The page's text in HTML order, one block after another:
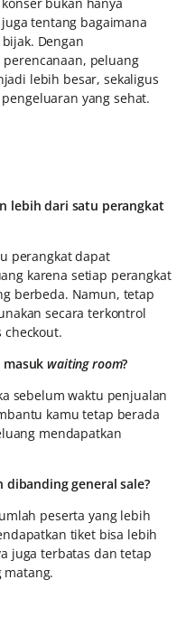
tentang bagaimana
Dengan
peluang
lebih besar, sekaligus
yang sehat.
lebih dari satu perangkat
perangkat dapat
karena setiap perangkat
berbeda. Namun, tetap
secara terkontrol
checkout.
masukwaiting room?
sebelum waktu penjualan
kamu tetap berada
mendapatkan
general sale?
peserta yang lebih
tiket bisa lebih
juga terbatas dan tetap